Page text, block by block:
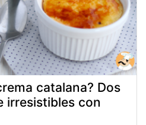
catalana? Dos
irresistibles con